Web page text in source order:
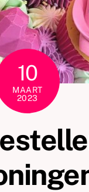
10
MAART
2023